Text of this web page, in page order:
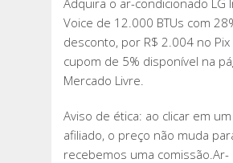
Adquira o ar-condicionado LG
Voice de 12.000 BTUs com
desconto, por R$ 2.004 no Pix
cupom de 5% disponível na
Mercado Livre.
Aviso de ética: ao clicar em
afiliado, o preço não muda
recebemos uma comissão.Ar-